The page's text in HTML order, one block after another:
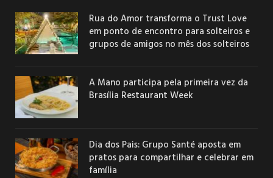
Rua do Amor transforma o Trust Love
em ponto de encontro para solteiros e
grupos de amigos no mês dos solteiros
A Mano participa pela primeira vez da
Brasília Restaurant Week
Dia dos Pais: Grupo Santé aposta em
pratos para compartilhar e celebrar em
família